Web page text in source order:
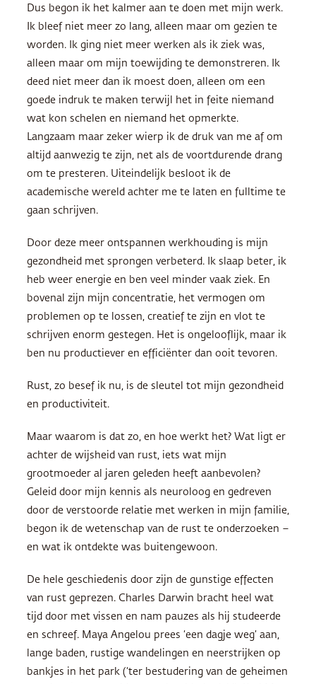
Dus begon ik het kalmer aan te doen met mijn werk.
Ik bleef niet meer zo lang, alleen maar om gezien te
worden. Ik ging niet meer werken als ik ziek was,
alleen maar om mijn toewijding te demonstreren. Ik
deed niet meer dan ik moest doen, alleen om een
goede indruk te maken terwijl het in feite niemand
wat kon schelen en niemand het opmerkte.
Langzaam maar zeker wierp ik de druk van me af om
altijd aanwezig te zijn, net als de voortdurende drang
om te presteren. Uiteindelijk besloot ik de
academische wereld achter me te laten en fulltime te
gaan schrijven.
Door deze meer ontspannen werkhouding is mijn
gezondheid met sprongen verbeterd. Ik slaap beter, ik
heb weer energie en ben veel minder vaak ziek. En
bovenal zijn mijn concentratie, het vermogen om
problemen op te lossen, creatief te zijn en vlot te
schrijven enorm gestegen. Het is ongelooflijk, maar ik
ben nu productiever en efficiënter dan ooit tevoren.
Rust, zo besef ik nu, is de sleutel tot mijn gezondheid
en productiviteit.
Maar waarom is dat zo, en hoe werkt het? Wat ligt er
achter de wijsheid van rust, iets wat mijn
grootmoeder al jaren geleden heeft aanbevolen?
Geleid door mijn kennis als neuroloog en gedreven
door de verstoorde relatie met werken in mijn familie,
begon ik de wetenschap van de rust te onderzoeken –
en wat ik ontdekte was buitengewoon.
De hele geschiedenis door zijn de gunstige effecten
van rust geprezen. Charles Darwin bracht heel wat
tijd door met vissen en nam pauzes als hij studeerde
en schreef. Maya Angelou prees ‘een dagje weg’ aan,
lange baden, rustige wandelingen en neerstrijken op
bankjes in het park (‘ter bestudering van de geheimen